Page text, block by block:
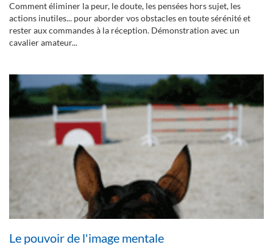
Comment éliminer la peur, le doute, les pensées hors sujet, les
actions inutiles... pour aborder vos obstacles en toute sérénité et
rester aux commandes à la réception. Démonstration avec un
cavalier amateur...
Le pouvoir de l'image mentale